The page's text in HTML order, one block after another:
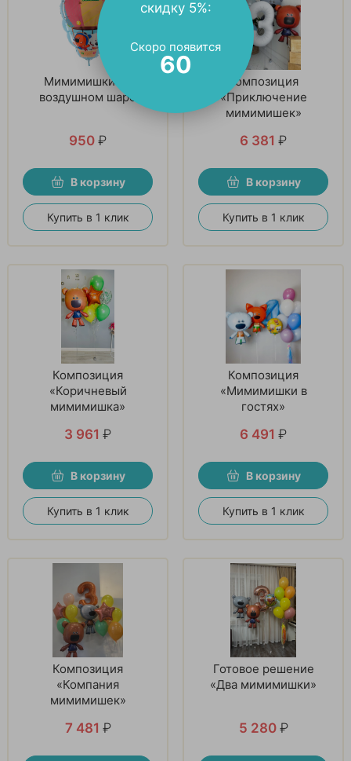
Мимимишки на
воздушном шаре
950 ₽
В корзину
Купить в 1 клик
Композиция
«Приключение
мимимишек»
6 381 ₽
В корзину
Купить в 1 клик
Композиция
«Коричневый
мимимишка»
3 961 ₽
В корзину
Купить в 1 клик
Композиция
«Мимимишки в
гостях»
6 491 ₽
В корзину
Купить в 1 клик
Композиция
«Компания
мимимишек»
7 481 ₽
Готовое решение
«Два мимимишки»
5 280 ₽
скидку 5%:
Скоро появится
59